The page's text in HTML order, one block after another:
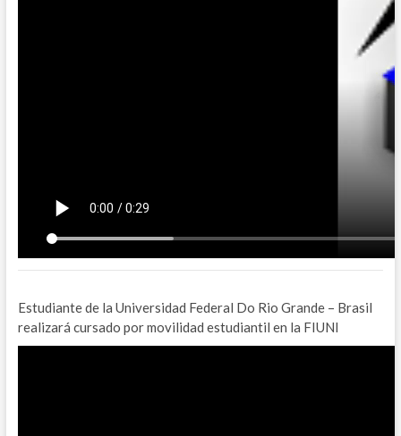
Estudiante de la Universidad Federal Do Rio Grande – Brasil
realizará cursado por movilidad estudiantil en la FIUNI